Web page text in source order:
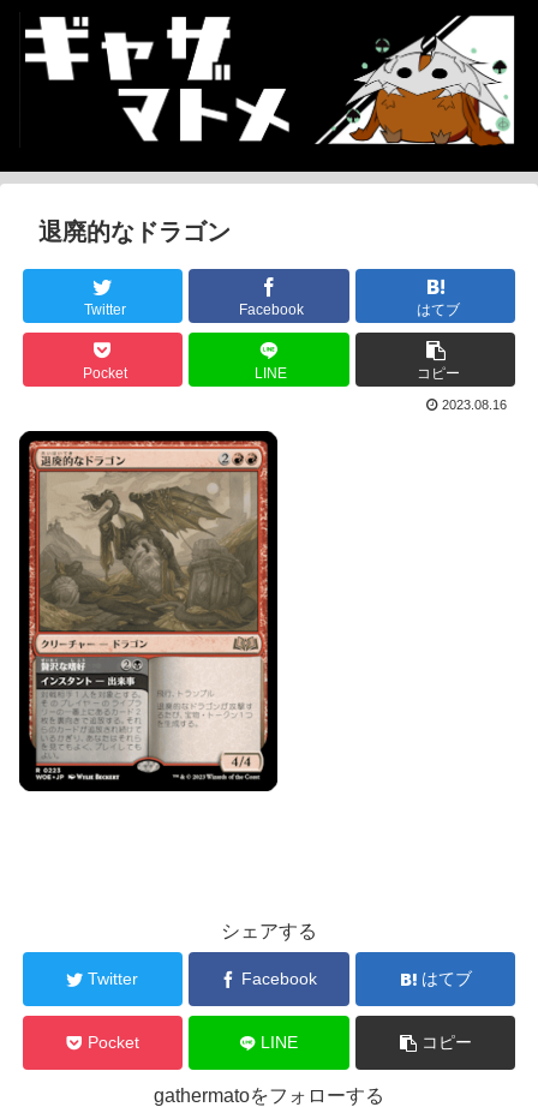
退廃的なドラゴン
Twitter Facebook はてブ
Pocket LINE コピー
2023.08.16
シェアする
Twitter Facebook はてブ
Pocket LINE コピー
gathermatoをフォローする